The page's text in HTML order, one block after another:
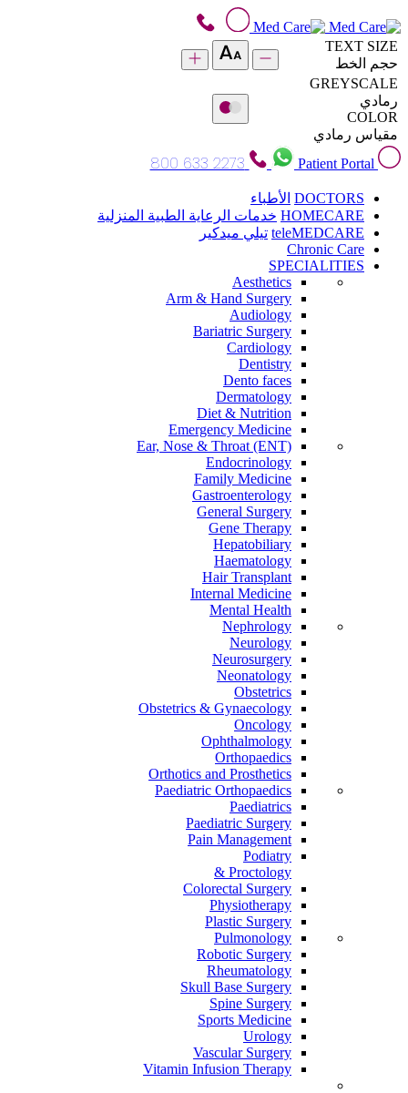
TEXT SIZE
حجم الخط
GREYSCALE
رمادي
COLOR
مقياس رمادي
Patient Portal
800 633 2273
DOCTORS الأطباء
HOMECARE خدمات الرعاية الطبية المنزلية
teleMEDCARE تيلي ميدكير
Chronic Care
SPECIALITIES
Aesthetics
Arm & Hand Surgery
Audiology
Bariatric Surgery
Cardiology
Dentistry
Dento faces
Dermatology
Diet & Nutrition
Emergency Medicine
Ear, Nose & Throat (ENT)
Endocrinology
Family Medicine
Gastroenterology
General Surgery
Gene Therapy
Hepatobiliary
Haematology
Hair Transplant
Internal Medicine
Mental Health
Nephrology
Neurology
Neurosurgery
Neonatology
Obstetrics
Obstetrics & Gynaecology
Oncology
Ophthalmology
Orthopaedics
Orthotics and Prosthetics
Paediatric Orthopaedics
Paediatrics
Paediatric Surgery
Pain Management
Podiatry
Proctology &
Colorectal Surgery
Physiotherapy
Plastic Surgery
Pulmonology
Robotic Surgery
Rheumatology
Skull Base Surgery
Spine Surgery
Sports Medicine
Urology
Vascular Surgery
Vitamin Infusion Therapy